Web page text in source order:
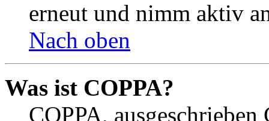
erneut und nimm aktiv
Nach oben
Was ist COPPA?
COPPA,